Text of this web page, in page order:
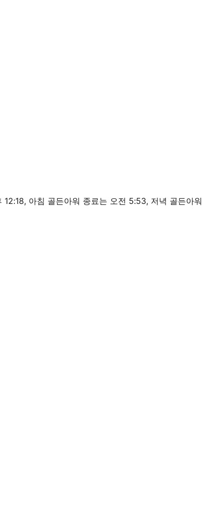
아침 골든아워 종료는 오전 5:53, 저녁 골든아워